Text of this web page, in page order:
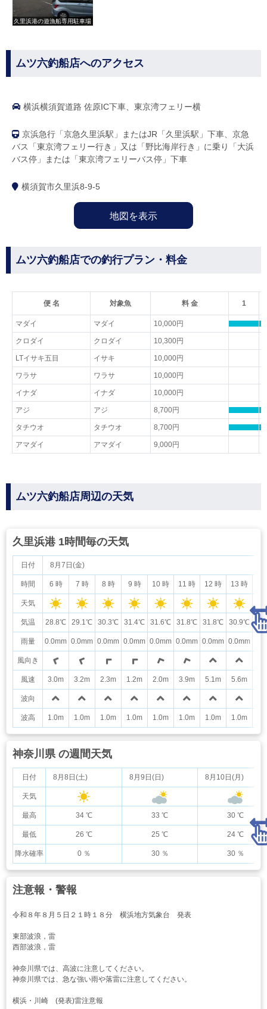
久里浜港の遊漁船専用駐車場
ムツ六釣船店へのアクセス
横浜横須賀道路 佐原IC下車、東京湾フェリー横
京浜急行「京急久里浜駅」またはJR「久里浜駅」下車、京急
バス「東京湾フェリー行き」又は「野比海岸行き」に乗り「大浜
バス停」または「東京湾フェリーバス停」下車
横須賀市久里浜8-9-5
地図を表示
ムツ六釣船店での釣行プラン・料金
便 名 対象魚 料 金 1
マダイ マダイ 10,000円
クロダイ クロダイ 10,300円
LTイサキ五目 イサキ 10,000円
ワラサ ワラサ 10,000円
イナダ イナダ 10,000円
アジ アジ 8,700円
タチウオ タチウオ 8,700円
アマダイ アマダイ 9,000円
ムツ六釣船店周辺の天気
久里浜港 1時間毎の天気
日付
時間
天気
気温
雨量
風向き
風速
波向
波高
8月7日(金)
6 時 7 時 8 時 9 時 10 時 11 時 12 時 13 時
28.8℃ 29.1℃ 30.3℃ 31.4℃ 31.6℃ 31.8℃ 31.8℃ 30.9℃
0.0mm 0.0mm 0.0mm 0.0mm 0.0mm 0.0mm 0.0mm 0.0mm
3.0m 3.2m 2.3m 1.2m 2.0m 3.9m 5.1m 5.6m
1.0m 1.0m 1.0m 1.0m 1.0m 1.0m 1.0m 1.0m
神奈川県 の週間天気
日付
天気
最高
最低
降水確率
8月8日(土) 8月9日(日) 8月10日(月)
34 ℃ 33 ℃ 30 ℃
26 ℃ 25 ℃ 24 ℃
0 ％ 30 ％ 30 ％
注意報・警報
令和８年８月５日２１時１８分 横浜地方気象台 発表
東部波浪，雷
西部波浪，雷
神奈川県では、高波に注意してください。
神奈川県では、急な強い雨や落雷に注意してください。
横浜・川崎 (発表)雷注意報